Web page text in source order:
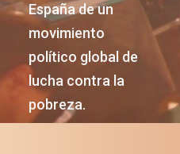
España de un
movimiento
político global de
lucha contra la
pobreza.